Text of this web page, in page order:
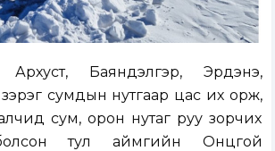
Баяндэлгэр, Эрдэнэ,
сумдын нутгаар цас их орж,
сум, орон нутаг руу зорчих
тул аймгийн Онцгой